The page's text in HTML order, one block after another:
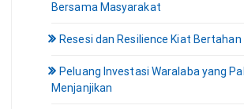
Bersama Masyarakat
Resesi dan Resilience Kiat
Peluang Investasi Waralaba yang
Menjanjikan